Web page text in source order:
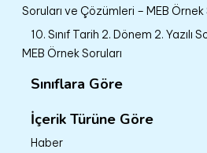
Soruları ve Çözümleri – MEB Örnek
10. Sınıf Tarih 2. Dönem 2. Yazılı
MEB Örnek Soruları
Sınıflara Göre
İçerik Türüne Göre
Haber